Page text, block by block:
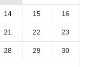
14 15 16
21 22 23
28 29 30